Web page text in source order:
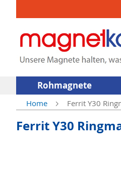
Rohmagnete
Home Ferrit Y30
Ferrit Y30